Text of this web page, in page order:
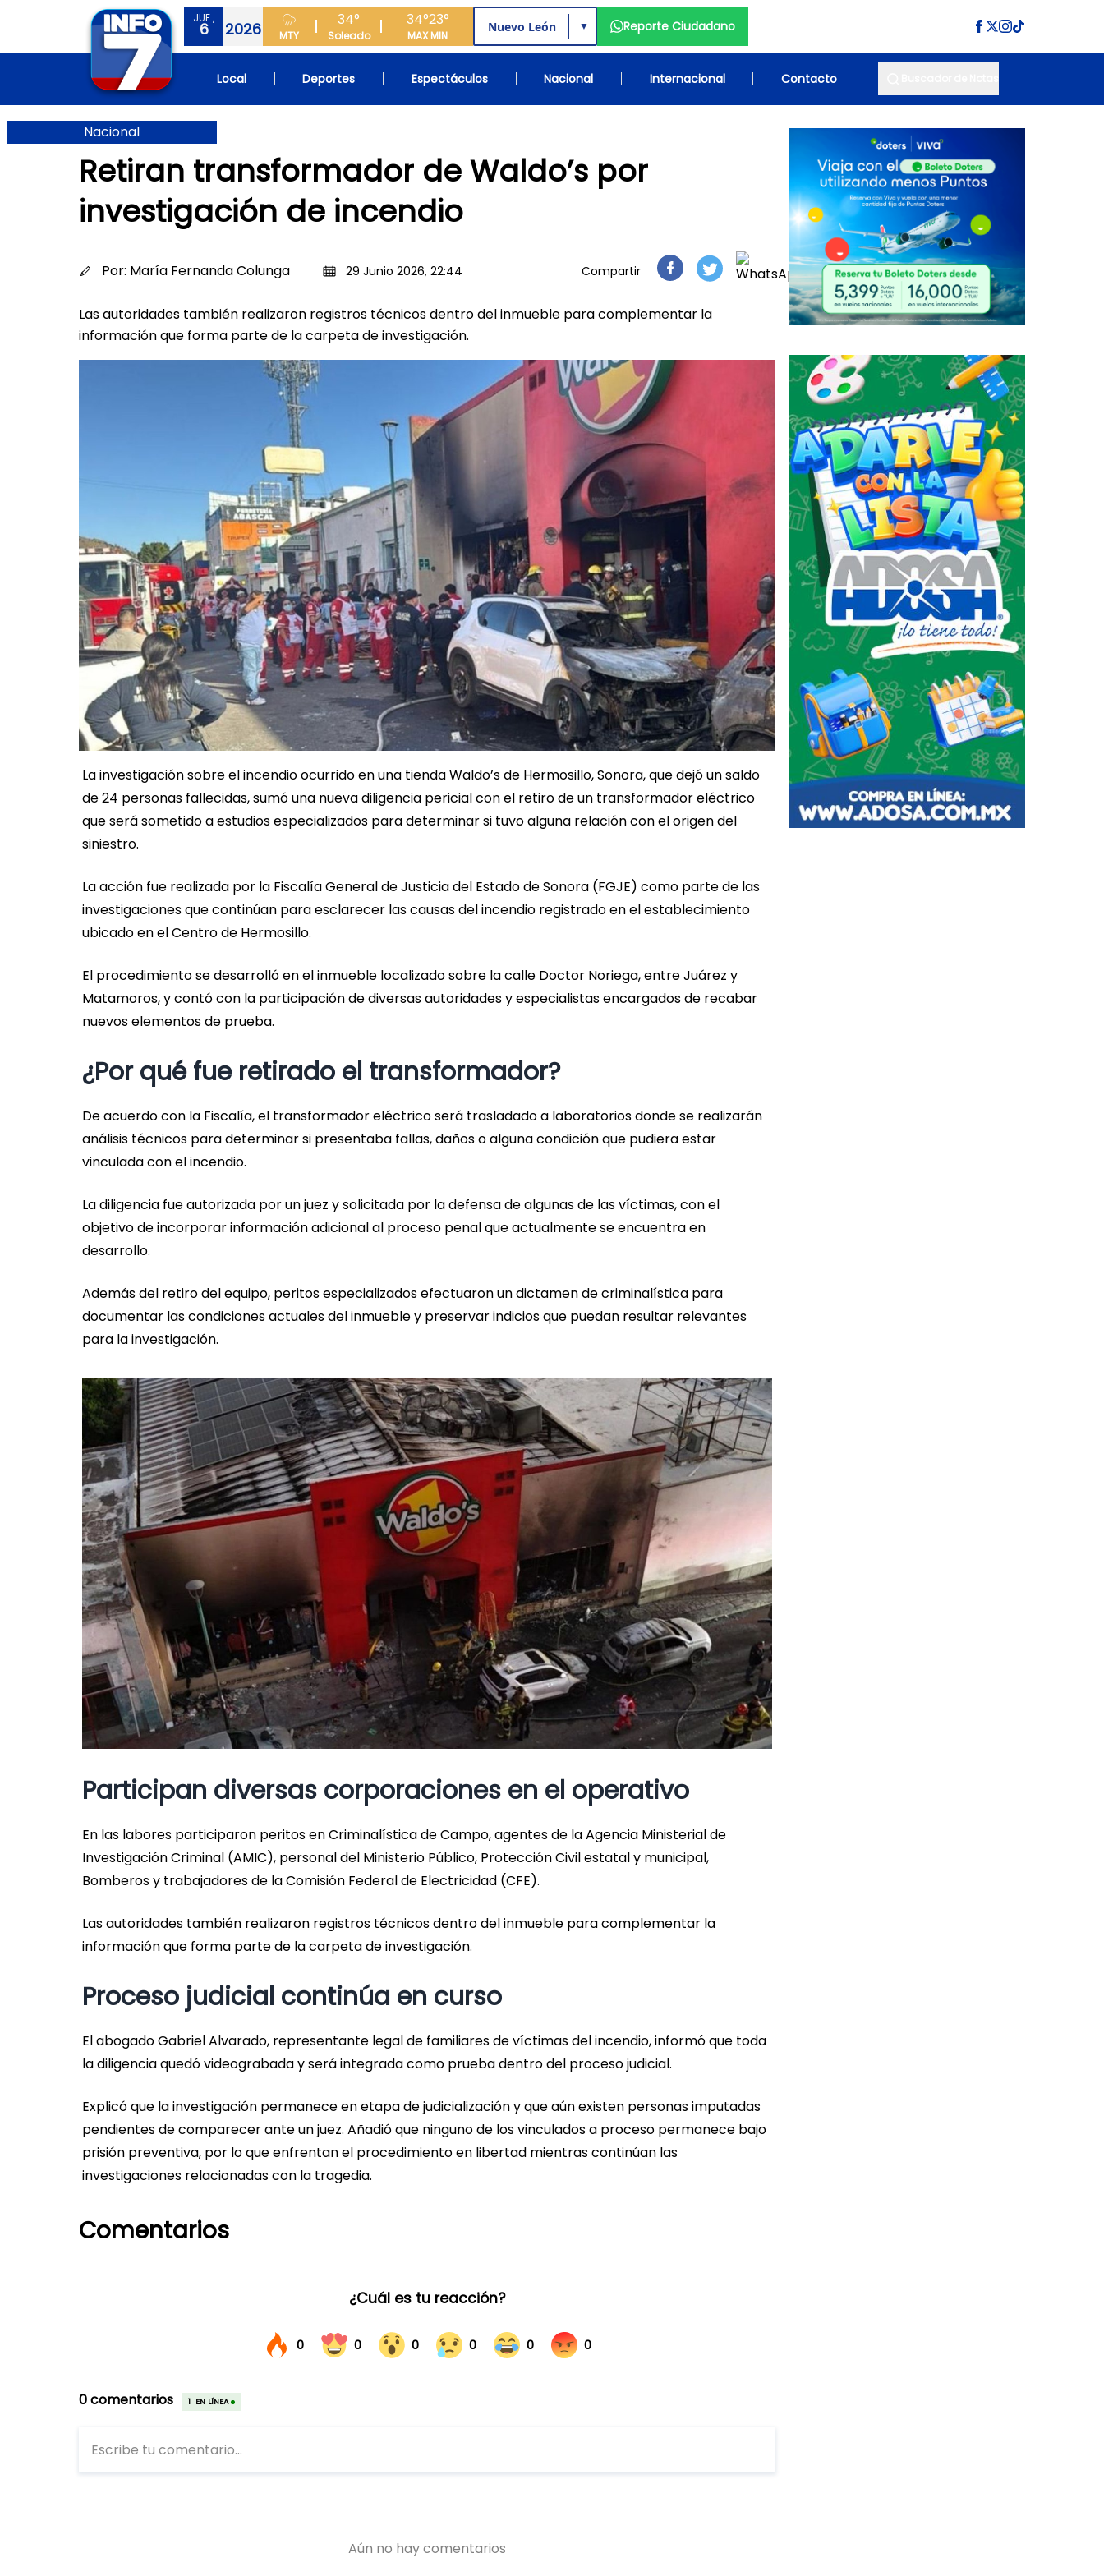
JUE.,
6 2026 MTY
34°
Soleado
34°
MAX
23°
MIN
▼ Reporte Ciudadano
Local Deportes Espectáculos Nacional Internacional Contacto
Nacional
Retiran transformador de Waldo’s por
investigación de incendio
Por: María Fernanda Colunga 29 Junio 2026, 22:44 Compartir
Las autoridades también realizaron registros técnicos dentro del inmueble para complementar la
información que forma parte de la carpeta de investigación.
La investigación sobre el incendio ocurrido en una tienda Waldo’s de Hermosillo, Sonora, que dejó un saldo
de 24 personas fallecidas, sumó una nueva diligencia pericial con el retiro de un transformador eléctrico
que será sometido a estudios especializados para determinar si tuvo alguna relación con el origen del
siniestro.
La acción fue realizada por la Fiscalía General de Justicia del Estado de Sonora (FGJE) como parte de las
investigaciones que continúan para esclarecer las causas del incendio registrado en el establecimiento
ubicado en el Centro de Hermosillo.
El procedimiento se desarrolló en el inmueble localizado sobre la calle Doctor Noriega, entre Juárez y
Matamoros, y contó con la participación de diversas autoridades y especialistas encargados de recabar
nuevos elementos de prueba.
¿Por qué fue retirado el transformador?
De acuerdo con la Fiscalía, el transformador eléctrico será trasladado a laboratorios donde se realizarán
análisis técnicos para determinar si presentaba fallas, daños o alguna condición que pudiera estar
vinculada con el incendio.
La diligencia fue autorizada por un juez y solicitada por la defensa de algunas de las víctimas, con el
objetivo de incorporar información adicional al proceso penal que actualmente se encuentra en
desarrollo.
Además del retiro del equipo, peritos especializados efectuaron un dictamen de criminalística para
documentar las condiciones actuales del inmueble y preservar indicios que puedan resultar relevantes
para la investigación.
Participan diversas corporaciones en el operativo
En las labores participaron peritos en Criminalística de Campo, agentes de la Agencia Ministerial de
Investigación Criminal (AMIC), personal del Ministerio Público, Protección Civil estatal y municipal,
Bomberos y trabajadores de la Comisión Federal de Electricidad (CFE).
Las autoridades también realizaron registros técnicos dentro del inmueble para complementar la
información que forma parte de la carpeta de investigación.
Proceso judicial continúa en curso
El abogado Gabriel Alvarado, representante legal de familiares de víctimas del incendio, informó que toda
la diligencia quedó videograbada y será integrada como prueba dentro del proceso judicial.
Explicó que la investigación permanece en etapa de judicialización y que aún existen personas imputadas
pendientes de comparecer ante un juez. Añadió que ninguno de los vinculados a proceso permanece bajo
prisión preventiva, por lo que enfrentan el procedimiento en libertad mientras continúan las
investigaciones relacionadas con la tragedia.
Comentarios